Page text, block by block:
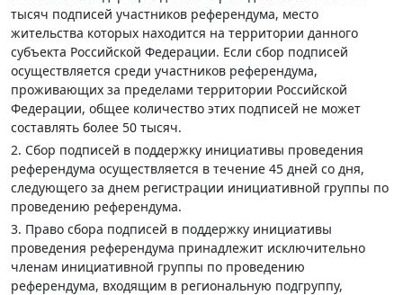
тысяч подписей участников референдума, место
жительства которых находится на территории данного
субъекта Российской Федерации. Если сбор подписей
осуществляется среди участников референдума,
проживающих за пределами территории Российской
Федерации, общее количество этих подписей не может
составлять более 50 тысяч.
2. Сбор подписей в поддержку инициативы проведения
референдума осуществляется в течение 45 дней со дня,
следующего за днем регистрации инициативной группы по
проведению референдума.
3. Право сбора подписей в поддержку инициативы
проведения референдума принадлежит исключительно
членам инициативной группы по проведению
референдума, входящим в региональную подгруппу,